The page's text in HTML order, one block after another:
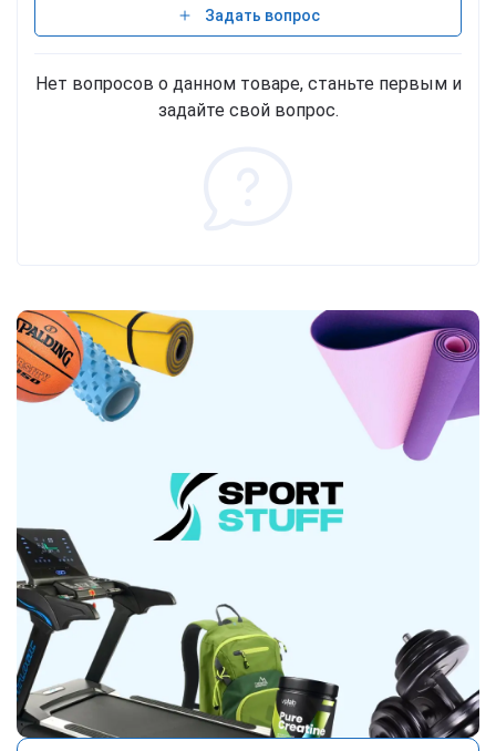
Задать вопрос
Нет вопросов о данном товаре, станьте первым и
задайте свой вопрос.